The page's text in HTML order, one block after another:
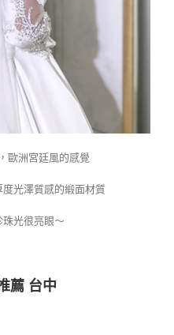
歐洲宮廷風的感覺
光澤質感的緞面材質
光很亮眼～
薦 台中